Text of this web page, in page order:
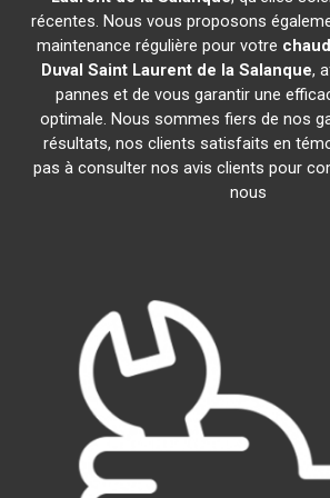
récentes. Nous vous proposons
maintenance régulière pour votre
Duval Saint Laurent de la Salanque,
pannes et de vous garantir une
optimale. Nous sommes fiers de nos
résultats, nos clients satisfaits en
pas à consulter nos avis clients pour
nous